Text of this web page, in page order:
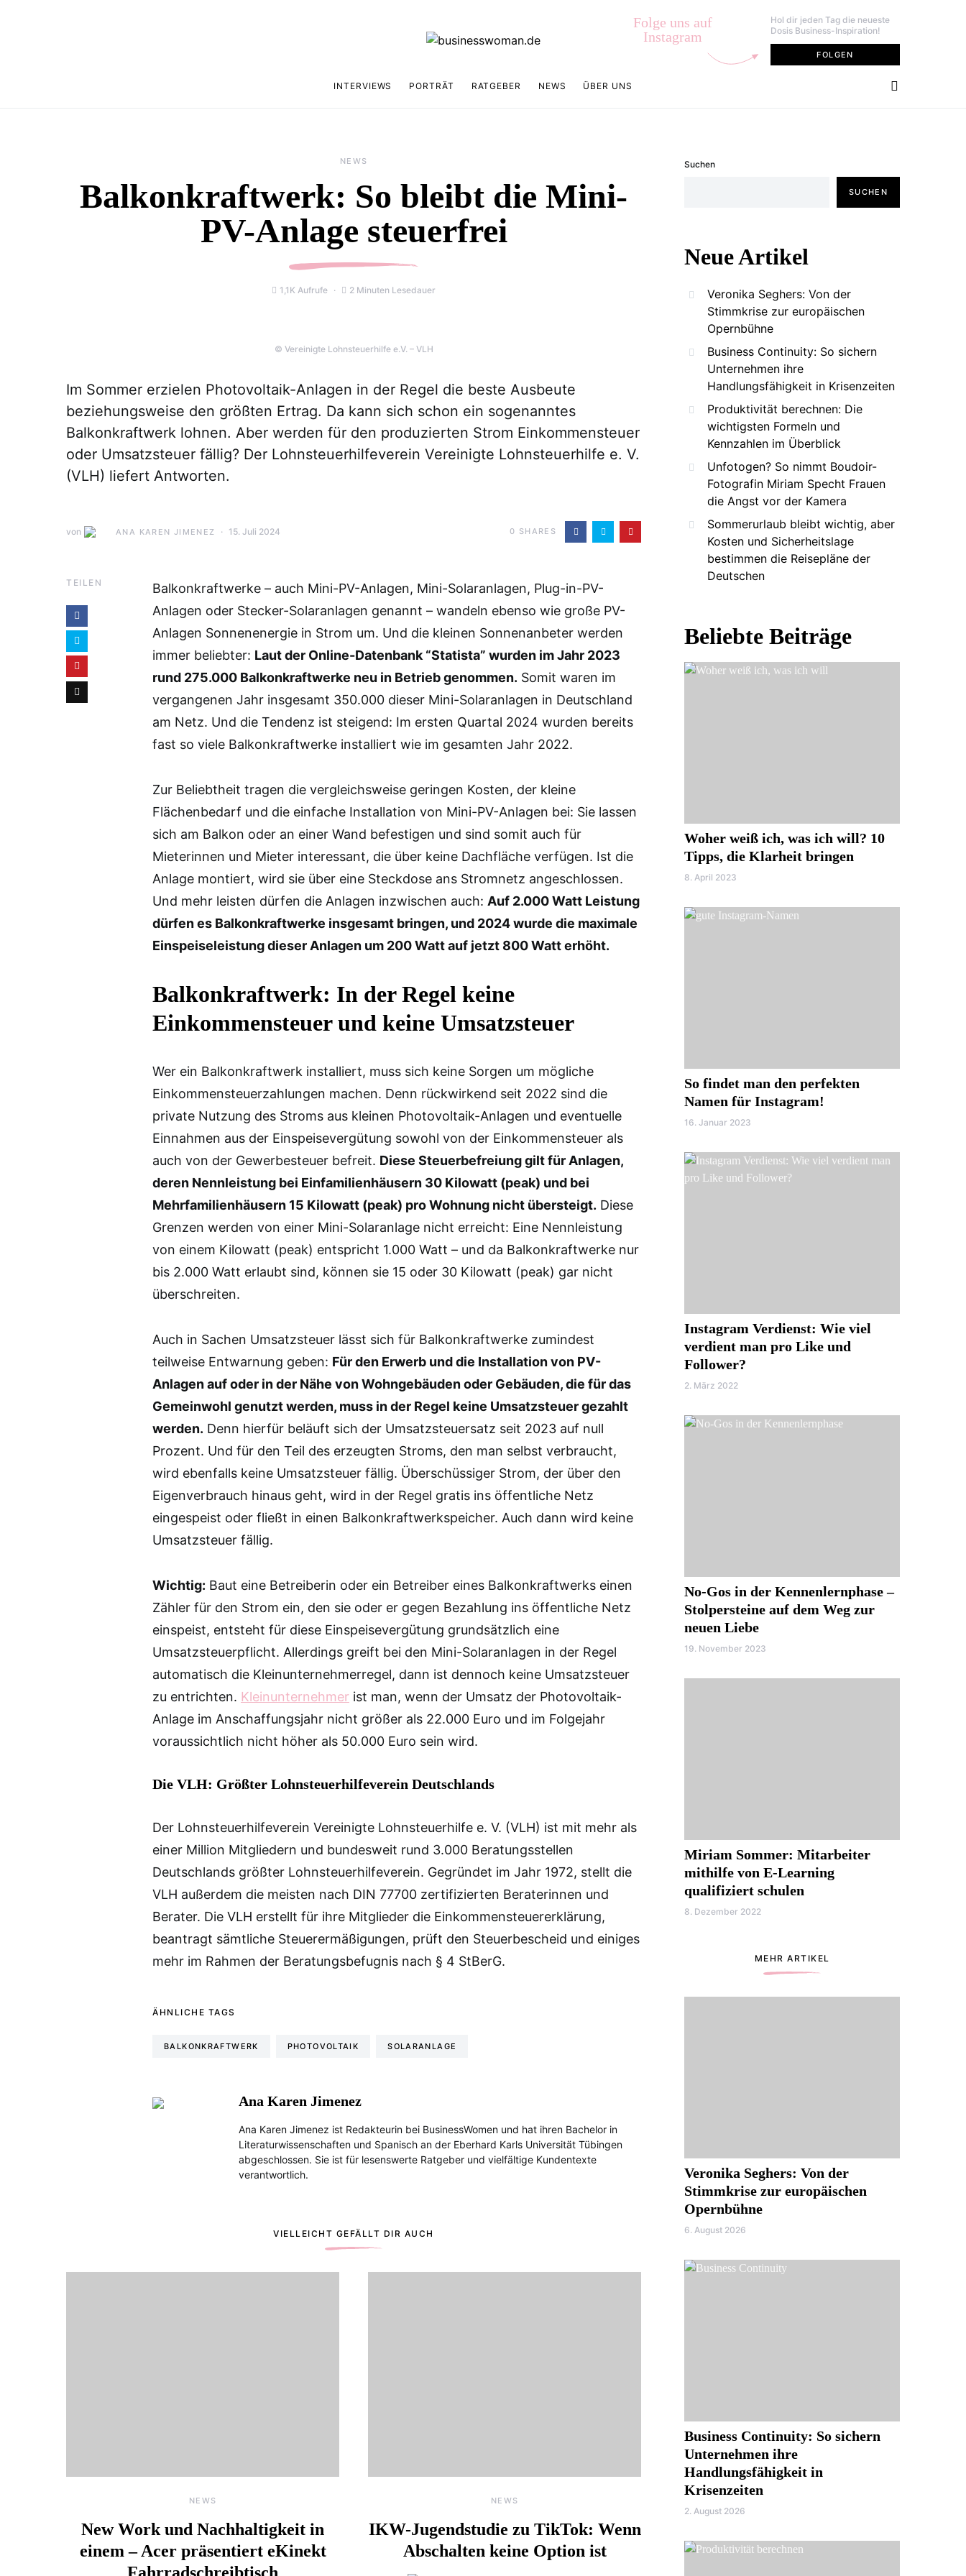
Folge uns auf
Instagram
Hol dir jeden Tag die neueste
Dosis Business-Inspiration!
FOLGEN
INTERVIEWS PORTRÄT RATGEBER NEWS ÜBER UNS
NEWS
Balkonkraftwerk: So bleibt die Mini-
PV-Anlage steuerfrei
1,1K Aufrufe 2 Minuten Lesedauer
© Vereinigte Lohnsteuerhilfe e.V. – VLH
Im Sommer erzielen Photovoltaik-Anlagen in der Regel die beste Ausbeute
beziehungsweise den größten Ertrag. Da kann sich schon ein sogenanntes
Balkonkraftwerk lohnen. Aber werden für den produzierten Strom Einkommensteuer
oder Umsatzsteuer fällig? Der Lohnsteuerhilfeverein Vereinigte Lohnsteuerhilfe e. V.
(VLH) liefert Antworten.
von ANA KAREN JIMENEZ 15. Juli 2024 0 SHARES
TEILEN
Balkonkraftwerke – auch Mini-PV-Anlagen, Mini-Solaranlagen, Plug-in-PV-
Anlagen oder Stecker-Solaranlagen genannt – wandeln ebenso wie große PV-
Anlagen Sonnenenergie in Strom um. Und die kleinen Sonnenanbeter werden
immer beliebter: Laut der Online-Datenbank “Statista” wurden im Jahr 2023
rund 275.000 Balkonkraftwerke neu in Betrieb genommen. Somit waren im
vergangenen Jahr insgesamt 350.000 dieser Mini-Solaranlagen in Deutschland
am Netz. Und die Tendenz ist steigend: Im ersten Quartal 2024 wurden bereits
fast so viele Balkonkraftwerke installiert wie im gesamten Jahr 2022.
Zur Beliebtheit tragen die vergleichsweise geringen Kosten, der kleine
Flächenbedarf und die einfache Installation von Mini-PV-Anlagen bei: Sie lassen
sich am Balkon oder an einer Wand befestigen und sind somit auch für
Mieterinnen und Mieter interessant, die über keine Dachfläche verfügen. Ist die
Anlage montiert, wird sie über eine Steckdose ans Stromnetz angeschlossen.
Und mehr leisten dürfen die Anlagen inzwischen auch: Auf 2.000 Watt Leistung
dürfen es Balkonkraftwerke insgesamt bringen, und 2024 wurde die maximale
Einspeiseleistung dieser Anlagen um 200 Watt auf jetzt 800 Watt erhöht.
Balkonkraftwerk: In der Regel keine
Einkommensteuer und keine Umsatzsteuer
Wer ein Balkonkraftwerk installiert, muss sich keine Sorgen um mögliche
Einkommensteuerzahlungen machen. Denn rückwirkend seit 2022 sind die
private Nutzung des Stroms aus kleinen Photovoltaik-Anlagen und eventuelle
Einnahmen aus der Einspeisevergütung sowohl von der Einkommensteuer als
auch von der Gewerbesteuer befreit. Diese Steuerbefreiung gilt für Anlagen,
deren Nennleistung bei Einfamilienhäusern 30 Kilowatt (peak) und bei
Mehrfamilienhäusern 15 Kilowatt (peak) pro Wohnung nicht übersteigt. Diese
Grenzen werden von einer Mini-Solaranlage nicht erreicht: Eine Nennleistung
von einem Kilowatt (peak) entspricht 1.000 Watt – und da Balkonkraftwerke nur
bis 2.000 Watt erlaubt sind, können sie 15 oder 30 Kilowatt (peak) gar nicht
überschreiten.
Auch in Sachen Umsatzsteuer lässt sich für Balkonkraftwerke zumindest
teilweise Entwarnung geben: Für den Erwerb und die Installation von PV-
Anlagen auf oder in der Nähe von Wohngebäuden oder Gebäuden, die für das
Gemeinwohl genutzt werden, muss in der Regel keine Umsatzsteuer gezahlt
werden. Denn hierfür beläuft sich der Umsatzsteuersatz seit 2023 auf null
Prozent. Und für den Teil des erzeugten Stroms, den man selbst verbraucht,
wird ebenfalls keine Umsatzsteuer fällig. Überschüssiger Strom, der über den
Eigenverbrauch hinaus geht, wird in der Regel gratis ins öffentliche Netz
eingespeist oder fließt in einen Balkonkraftwerkspeicher. Auch dann wird keine
Umsatzsteuer fällig.
Wichtig: Baut eine Betreiberin oder ein Betreiber eines Balkonkraftwerks einen
Zähler für den Strom ein, den sie oder er gegen Bezahlung ins öffentliche Netz
einspeist, entsteht für diese Einspeisevergütung grundsätzlich eine
Umsatzsteuerpflicht. Allerdings greift bei den Mini-Solaranlagen in der Regel
automatisch die Kleinunternehmerregel, dann ist dennoch keine Umsatzsteuer
zu entrichten. Kleinunternehmer ist man, wenn der Umsatz der Photovoltaik-
Anlage im Anschaffungsjahr nicht größer als 22.000 Euro und im Folgejahr
voraussichtlich nicht höher als 50.000 Euro sein wird.
Die VLH: Größter Lohnsteuerhilfeverein Deutschlands
Der Lohnsteuerhilfeverein Vereinigte Lohnsteuerhilfe e. V. (VLH) ist mit mehr als
einer Million Mitgliedern und bundesweit rund 3.000 Beratungsstellen
Deutschlands größter Lohnsteuerhilfeverein. Gegründet im Jahr 1972, stellt die
VLH außerdem die meisten nach DIN 77700 zertifizierten Beraterinnen und
Berater. Die VLH erstellt für ihre Mitglieder die Einkommensteuererklärung,
beantragt sämtliche Steuerermäßigungen, prüft den Steuerbescheid und einiges
mehr im Rahmen der Beratungsbefugnis nach § 4 StBerG.
ÄHNLICHE TAGS
BALKONKRAFTWERK PHOTOVOLTAIK SOLARANLAGE
Ana Karen Jimenez
Ana Karen Jimenez ist Redakteurin bei BusinessWomen und hat ihren Bachelor in
Literaturwissenschaften und Spanisch an der Eberhard Karls Universität Tübingen
abgeschlossen. Sie ist für lesenswerte Ratgeber und vielfältige Kundentexte
verantwortlich.
VIELLEICHT GEFÄLLT DIR AUCH
NEWS
New Work und Nachhaltigkeit in
einem – Acer präsentiert eKinekt
Fahrradschreibtisch
NEWS
IKW-Jugendstudie zu TikTok: Wenn
Abschalten keine Option ist
Suchen
SUCHEN
Neue Artikel
Veronika Seghers: Von der
Stimmkrise zur europäischen
Opernbühne
Business Continuity: So sichern
Unternehmen ihre
Handlungsfähigkeit in Krisenzeiten
Produktivität berechnen: Die
wichtigsten Formeln und
Kennzahlen im Überblick
Unfotogen? So nimmt Boudoir-
Fotografin Miriam Specht Frauen
die Angst vor der Kamera
Sommerurlaub bleibt wichtig, aber
Kosten und Sicherheitslage
bestimmen die Reisepläne der
Deutschen
Beliebte Beiträge
Woher weiß ich, was ich will? 10
Tipps, die Klarheit bringen
8. April 2023
So findet man den perfekten
Namen für Instagram!
16. Januar 2023
Instagram Verdienst: Wie viel
verdient man pro Like und
Follower?
2. März 2022
No-Gos in der Kennenlernphase –
Stolpersteine auf dem Weg zur
neuen Liebe
19. November 2023
Miriam Sommer: Mitarbeiter
mithilfe von E-Learning
qualifiziert schulen
8. Dezember 2022
MEHR ARTIKEL
Veronika Seghers: Von der
Stimmkrise zur europäischen
Opernbühne
6. August 2026
Business Continuity: So sichern
Unternehmen ihre
Handlungsfähigkeit in
Krisenzeiten
2. August 2026